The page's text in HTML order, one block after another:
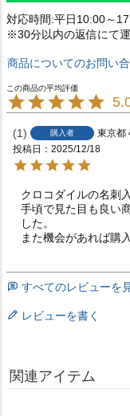
対応時間:平日10:00～
※30分以内の返信にて運
商品についてのお問い
1 購入者 東京都
投稿日
2025/12/18
クロコダイルの名刺
手頃で見た目も良い
した。
また機会があれば購
すべてのレビューを
レビューを書く
関連アイテム